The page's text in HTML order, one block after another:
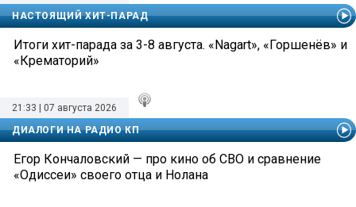
НАСТОЯЩИЙ ХИТ-ПАРАД
Итоги хит-парада за 3-8 августа. «Nagart», «Горшенёв» и
«Крематорий»
21:33 | 07 августа 2026
ДИАЛОГИ НА РАДИО КП
Егор Кончаловский — про кино об СВО и сравнение
«Одиссеи» своего отца и Нолана